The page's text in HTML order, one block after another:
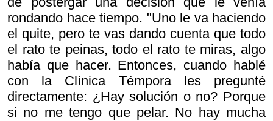
rondando hace tiempo. "Uno le va haciendo
el quite, pero te vas dando cuenta que todo
el rato te peinas, todo el rato te miras, algo
había que hacer. Entonces, cuando hablé
con la Clínica Témpora les pregunté
directamente: ¿Hay solución o no? Porque
si no me tengo que pelar. No hay mucha